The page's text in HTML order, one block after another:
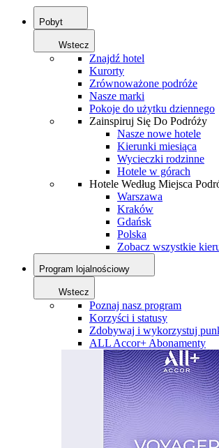
Pobyt
Wstecz
Znajdź hotel
Kurorty
Zrównoważone podróże
Nasze marki
Pokoje do użytku dziennego
Zainspiruj Się Do Podróży
Nasze nowe hotele
Kierunki miesiąca
Wycieczki rodzinne
Hotele w górach
Hotele Według Miejsca
Warszawa
Kraków
Gdańsk
Polska
Zobacz wszystkie
Program lojalnościowy
Wstecz
Poznaj nasz program
Korzyści i statusy
Zdobywaj i wykorzystuj
ALL Accor+ Abonamenty